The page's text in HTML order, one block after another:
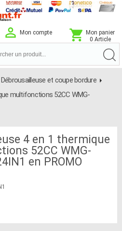
Mon compte
Mon panier
0 Article
Débrousailleuse et coupe bordure
multifonctions 52CC WMG-
4 en 1 thermique
52CC WMG-
en PROMO